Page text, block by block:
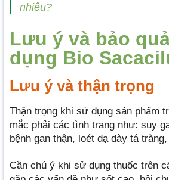
nhiêu?
Lưu ý và bảo
dụng Bio
Lưu ý và thận trọng
Thận trọng khi sử dụng sản phẩm
mắc phải các tình trạng như: suy
bệnh gan thận, loét dạ dày tá
Cần chú ý khi sử dụng thuốc trên